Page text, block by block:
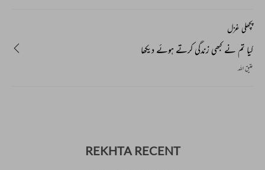
پچھلی غزل
کیا تم نے کبھی زندگی کرتے ہوئے دیکھا
عتیق اللہ
REKHTA RECENT